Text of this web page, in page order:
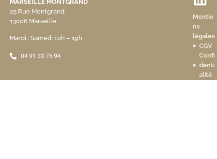
MARSEILLE MONTGRAND
25 Rue Montgrand
13006 Marseille
Mardi : Samedi 10h – 19h
04 91 33 75 94
Mentio
ns
légales
CGV
Confi
denti
alité